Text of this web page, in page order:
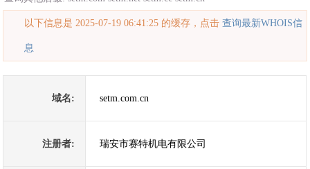
以下信息是 2025-07-19 06:41:25 的缓存，点击查询最新WHOIS信
息
域名: setm.com.cn
注册者: 瑞安市赛特机电有限公司